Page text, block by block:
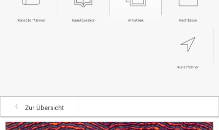
Nachlässe
Artothek
Kunstlexikon
Künstler*innen
Kunstführer
Zur Übersicht